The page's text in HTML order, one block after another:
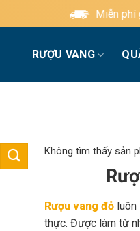
Miễn phí giao hàng tiêu
RƯỢU VANG
Không tìm thấy sản
Rượu vang đỏluôn
thực. Được làm từ